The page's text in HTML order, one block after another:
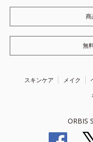
商
無
スキンケア メイク
ORBIS